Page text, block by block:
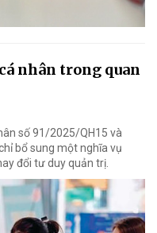
nhân trong quan
số 91/2025/QH15 và
bổ sung một nghĩa vụ
đổi tư duy quản trị.